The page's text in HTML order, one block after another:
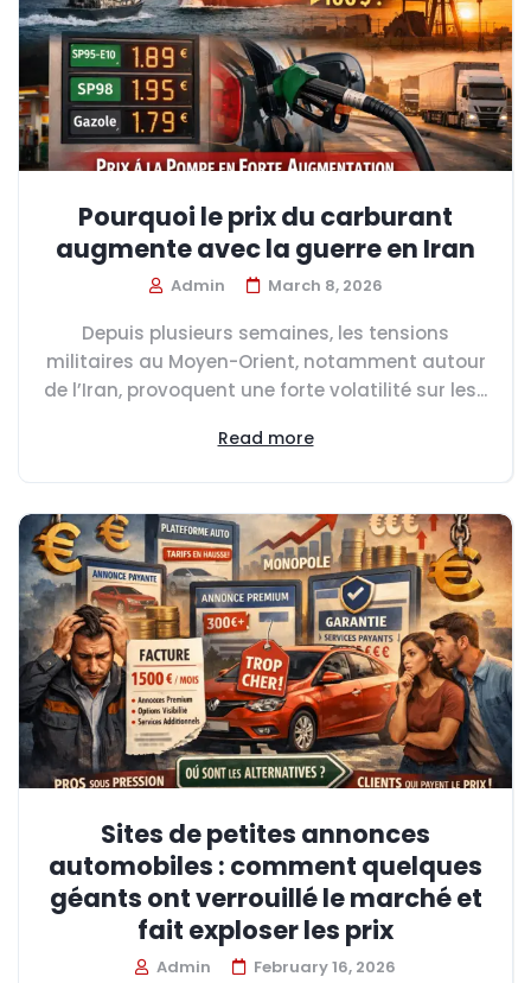
Pourquoi le prix du carburant
augmente avec la guerre en Iran
Admin March 8, 2026
Depuis plusieurs semaines, les tensions
militaires au Moyen-Orient, notamment autour
de l’Iran, provoquent une forte volatilité sur les...
Read more
Sites de petites annonces
automobiles : comment quelques
géants ont verrouillé le marché et
fait exploser les prix
Admin February 16, 2026